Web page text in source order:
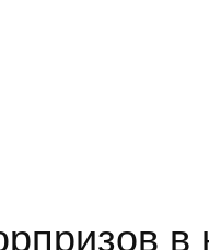
в